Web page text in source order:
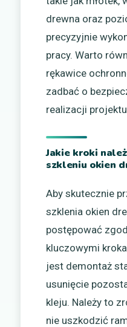
drewna oraz
precyzyjnie
pracy. Warto
rękawice
zadbać o
realizacji
Jakie kroki
szkleniu okien
Aby skutecznie
szklenia okien
postępować
kluczowymi
jest demontaż
usunięcie
kleju. Należy to
nie uszkodzić